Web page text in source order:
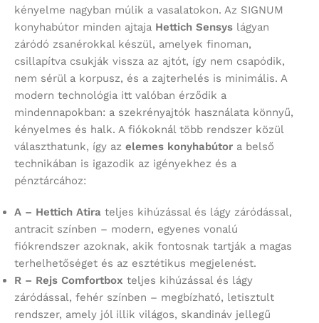
kényelme nagyban múlik a vasalatokon. Az SIGNUM
konyhabútor minden ajtaja Hettich Sensys lágyan
záródó zsanérokkal készül, amelyek finoman,
csillapítva csukják vissza az ajtót, így nem csapódik,
nem sérül a korpusz, és a zajterhelés is minimális. A
modern technológia itt valóban érződik a
mindennapokban: a szekrényajtók használata könnyű,
kényelmes és halk. A fiókoknál több rendszer közül
választhatunk, így az elemes konyhabútor a belső
technikában is igazodik az igényekhez és a
pénztárcához:
A – Hettich Atira teljes kihúzással és lágy záródással,
antracit színben – modern, egyenes vonalú
fiókrendszer azoknak, akik fontosnak tartják a magas
terhelhetőséget és az esztétikus megjelenést.
R – Rejs Comfortbox teljes kihúzással és lágy
záródással, fehér színben – megbízható, letisztult
rendszer, amely jól illik világos, skandináv jellegű